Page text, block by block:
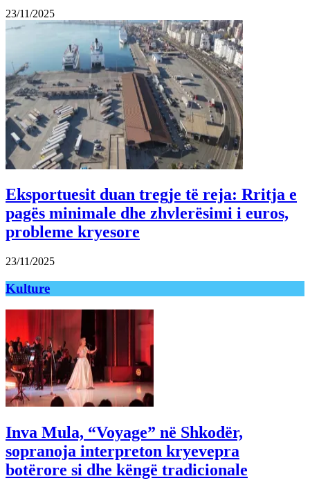
23/11/2025
Eksportuesit duan tregje të reja: Rritja e
pagës minimale dhe zhvlerësimi i euros,
probleme kryesore
23/11/2025
Kulture
Inva Mula, “Voyage” në Shkodër,
sopranoja interpreton kryevepra
botërore si dhe këngë tradicionale